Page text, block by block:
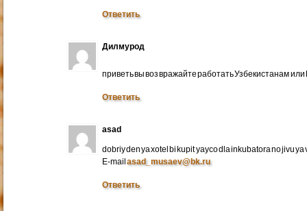
Ответить
Дилмурод
приветь вы воз вражайте работать Узбекистанам
Ответить
asad
dobriy den ya xotel bi kupit yayco dla inkubatora no jivu ya
E-mailasad_musaev@bk.ru
Ответить